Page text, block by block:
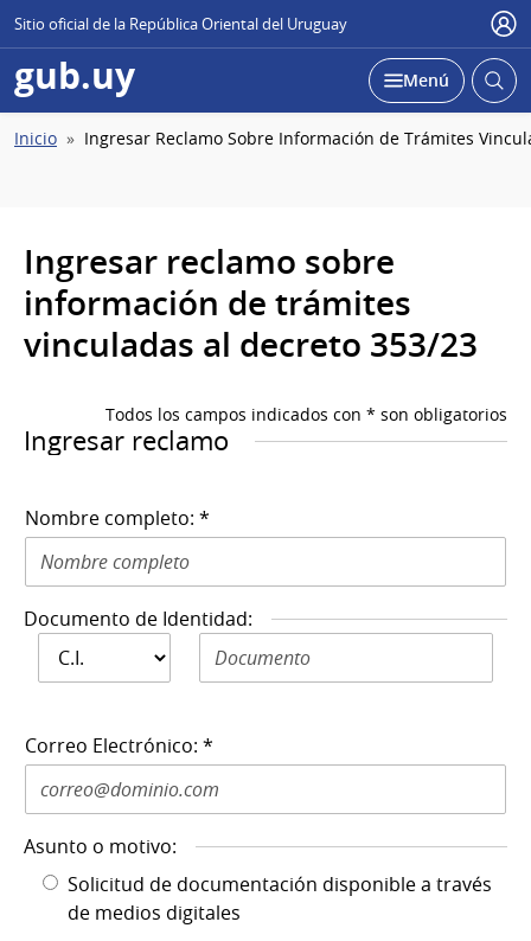
Sitio oficial de la República Oriental del Uruguay
gub.uy Desplegar
Menú Abrir
Ruta
Inicio Ingresar Reclamo Sobre Información de Trámites
Ingresar reclamo sobre
información de trámites
vinculadas al decreto 353/23
Todos los campos indicados con * son obligatorios
Ingresar reclamo
Nombre completo: *
Documento de Identidad:
Documento de
Identidad: *
Documento de Identidad N: *
Correo Electrónico: *
Asunto o motivo:
Solicitud de documentación disponible a través
de medios digitales